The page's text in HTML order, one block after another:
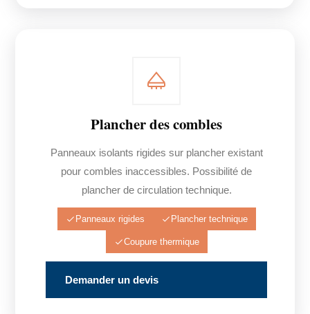
Plancher des combles
Panneaux isolants rigides sur plancher existant
pour combles inaccessibles. Possibilité de
plancher de circulation technique.
Panneaux rigides Plancher technique
Coupure thermique
Demander un devis